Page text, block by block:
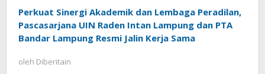
Perkuat Sinergi Akademik dan Lembaga Peradilan,
Pascasarjana UIN Raden Intan Lampung dan PTA
Bandar Lampung Resmi Jalin Kerja Sama
oleh Diberitain